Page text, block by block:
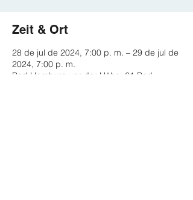
Zeit & Ort
28 de jul de 2024, 7:00 p. m. – 29 de jul de
2024, 7:00 p. m.
Bad Homburg vor der Höhe, 61 Bad